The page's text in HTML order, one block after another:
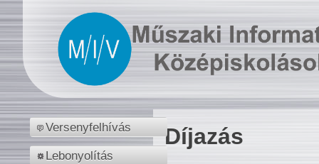
Versenyfelhívás
Lebonyolítás
Díjazás